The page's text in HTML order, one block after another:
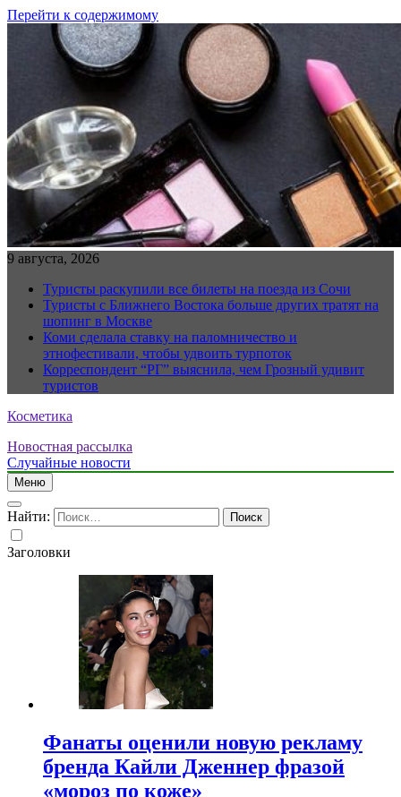
Перейти к содержимому
9 августа, 2026
Туристы раскупили все билеты на поезда из Сочи
Туристы с Ближнего Востока больше других тратят на
шопинг в Москве
Коми сделала ставку на паломничество и
этнофестивали, чтобы удвоить турпоток
Корреспондент “РГ” выяснила, чем Грозный удивит
туристов
Косметика
Новостная рассылка
Случайные новости
Меню
Найти:
Заголовки
Фанаты оценили новую рекламу
бренда Кайли Дженнер фразой
«мороз по коже»